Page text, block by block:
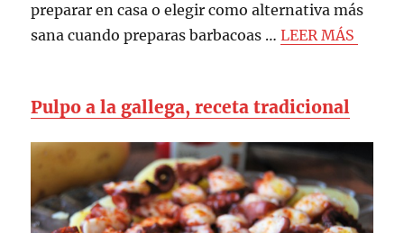
preparar en casa o elegir como alternativa más
sana cuando preparas barbacoas …LEER MÁS
Pulpo a la gallega, receta tradicional